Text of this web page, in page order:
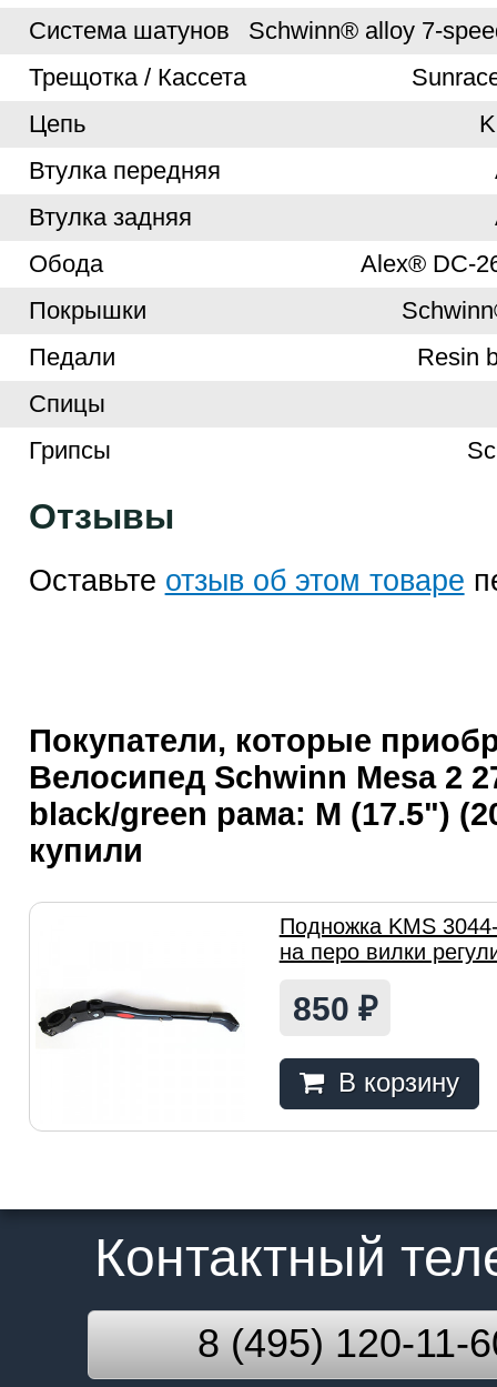
Система шатунов
Schwinn® alloy 7-
Трещотка / Кассета
Цепь
Втулка передняя
Втулка задняя
Обода
Alex® DC-
Покрышки
Педали
Resin
Спицы
Грипсы
Отзывы
Оставьте отзыв об этом товаре
Покупатели, которые
Велосипед Schwinn Mesa 2
black/green рама: M (17.5")
купили
Подножка KMS
на перо вилки
850 ₽
В корзину
Контактный
8 (495) 120-11-